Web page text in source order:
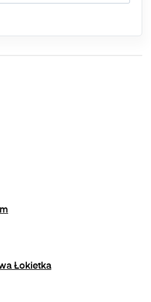
z prawem
kontakt z Administratorem
"wypisz się" znajdującego
Łokietka